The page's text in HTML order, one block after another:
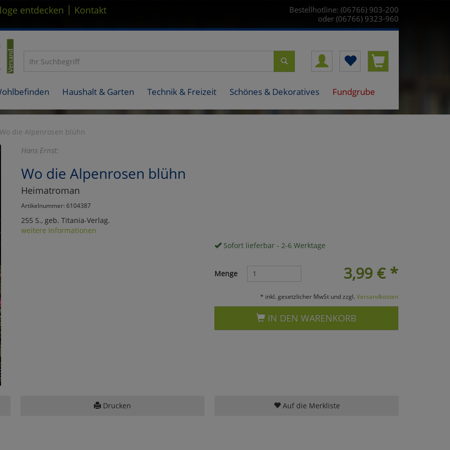
entdecken | Kontakt
Bestellhotline: (06766) 903-200
oder (06766) 9323-960
Haushalt & Garten Technik & Freizeit Schönes & Dekoratives Fundgrube
Wo die Alpenrosen blühn
Hans Ernst:
Wo die Alpenrosen blühn
Heimatroman
Artikelnummer: 6104387
255 S., geb. Titania-Verlag.
weitere Informationen
Sofort lieferbar - 2-6 Werktage
3,99 €*
Menge
* inkl. gesetzlicher MwSt und zzgl. Versandkosten
IN DEN WARENKORB
Drucken Auf die Merkliste